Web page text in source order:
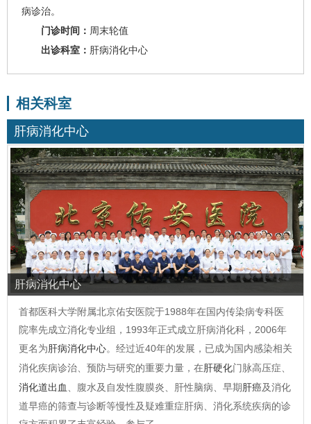
病诊治。
门诊时间： 周末轮值
出诊科室： 肝病消化中心
相关科室
肝病消化中心
肝病消化中心
首都医科大学附属北京佑安医院于1988年在国内传染病专科医
院率先成立消化专业组，1993年正式成立肝病消化科，2006年
更名为肝病消化中心。经过近40年的发展，已成为国内感染相关
消化疾病诊治、预防与研究的重要力量，在肝硬化门脉高压症、
消化道出血
、腹水及自发性腹膜炎、肝性脑病、早期肝癌及消化
道早癌的筛查与诊断等慢性及疑难重症肝病、消化系统疾病的诊